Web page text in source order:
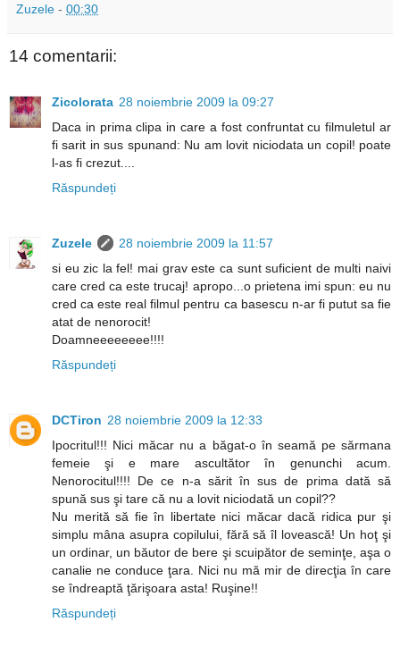
Zuzele - 00:30
14 comentarii:
Zicolorata 28 noiembrie 2009 la 09:27
Daca in prima clipa in care a fost confruntat cu filmuletul ar
fi sarit in sus spunand: Nu am lovit niciodata un copil! poate
l-as fi crezut....
Răspundeți
Zuzele
28 noiembrie 2009 la 11:57
si eu zic la fel! mai grav este ca sunt suficient de multi naivi
care cred ca este trucaj! apropo...o prietena imi spun: eu nu
cred ca este real filmul pentru ca basescu n-ar fi putut sa fie
atat de nenorocit!
Doamneeeeeeee!!!!
Răspundeți
DCTiron 28 noiembrie 2009 la 12:33
Ipocritul!!! Nici măcar nu a băgat-o în seamă pe sărmana
femeie şi e mare ascultător în genunchi acum.
Nenorocitul!!!! De ce n-a sărit în sus de prima dată să
spună sus şi tare că nu a lovit niciodată un copil??
Nu merită să fie în libertate nici măcar dacă ridica pur şi
simplu mâna asupra copilului, fără să îl lovească! Un hoţ şi
un ordinar, un băutor de bere şi scuipător de seminţe, aşa o
canalie ne conduce ţara. Nici nu mă mir de direcţia în care
se îndreaptă ţărişoara asta! Ruşine!!
Răspundeți